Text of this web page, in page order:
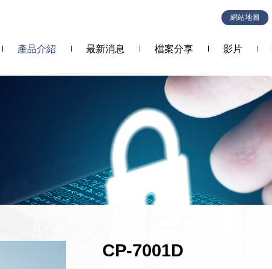
產品介紹 最新消息 檔案分享 影片
網站地圖
CP-7001D